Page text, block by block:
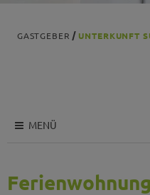
GASTGEBER UNTERKUNFT
MENÜ